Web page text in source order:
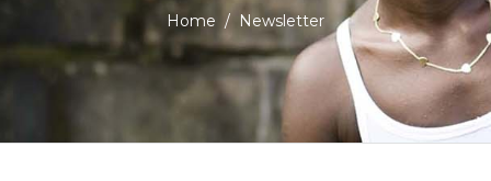
Home Newsletter